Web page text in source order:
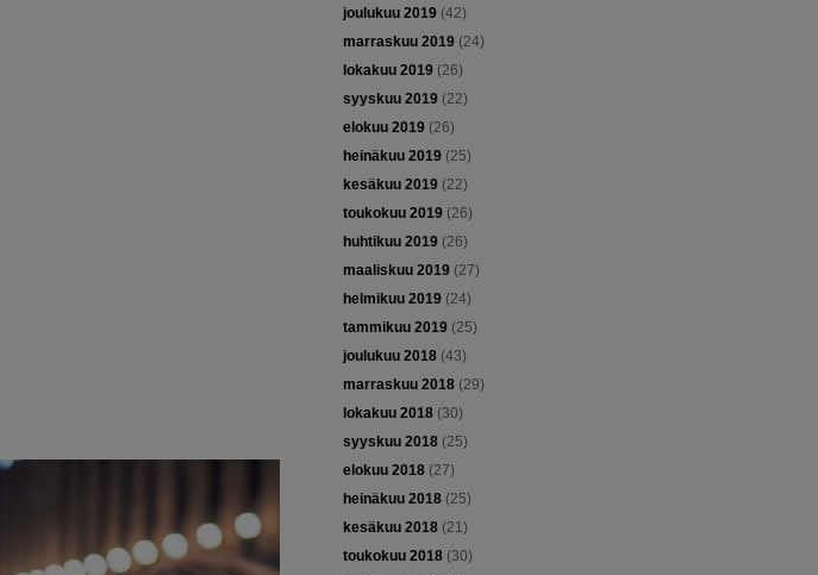
joulukuu 2019(42)
marraskuu 2019(24)
lokakuu 2019(26)
syyskuu 2019(22)
elokuu 2019(26)
heinäkuu 2019(25)
kesäkuu 2019(22)
toukokuu 2019(26)
huhtikuu 2019(26)
maaliskuu 2019(27)
helmikuu 2019(24)
tammikuu 2019(25)
joulukuu 2018(43)
marraskuu 2018(29)
lokakuu 2018(30)
syyskuu 2018(25)
elokuu 2018(27)
heinäkuu 2018(25)
kesäkuu 2018(21)
toukokuu 2018(30)